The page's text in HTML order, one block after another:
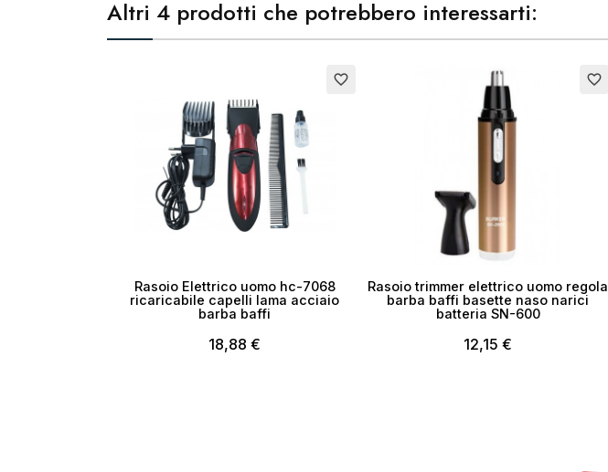
Altri 4 prodotti che potrebbero interessarti:
favorite_border
Rasoio Elettrico uomo hc-7068
ricaricabile capelli lama acciaio
barba baffi
18,88 €
favorite_border
Rasoio trimmer elettrico uomo regola
barba baffi basette naso narici
batteria SN-600
12,15 €